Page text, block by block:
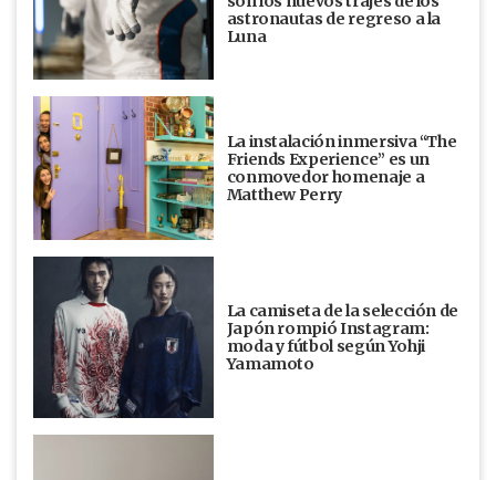
astronautas de regreso a la
Luna
La instalación inmersiva “The
Friends Experience” es un
conmovedor homenaje a
Matthew Perry
La camiseta de la selección de
Japón rompió Instagram:
moda y fútbol según Yohji
Yamamoto